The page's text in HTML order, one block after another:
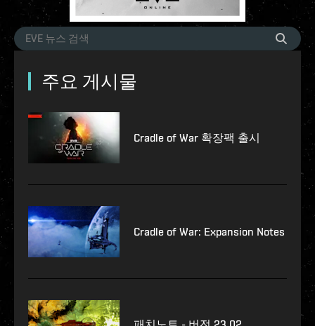
주요 게시물
Cradle of War 확장팩 출시
Cradle of War: Expansion Notes